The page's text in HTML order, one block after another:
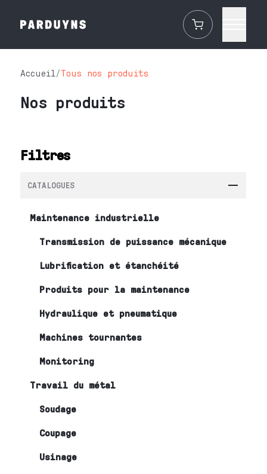
Accueil/Tous nos produits
Nos produits
Filtres
CATALOGUES
Maintenance industrielle
Transmission de puissance mécanique
Lubrification et étanchéité
Produits pour la maintenance
Hydraulique et pneumatique
Machines tournantes
Monitoring
Travail du métal
Soudage
Coupage
Usinage